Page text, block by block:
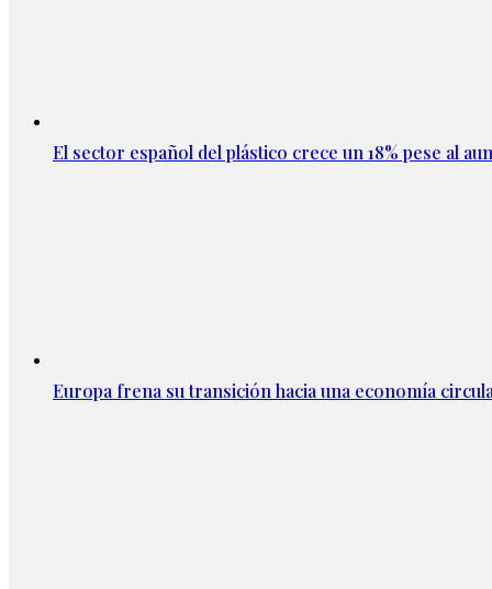
El sector español del plástico crece un 18% pese al
Europa frena su transición hacia una economía